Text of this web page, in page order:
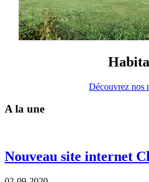
Découvrez nos
A la une
Nouveau site internet